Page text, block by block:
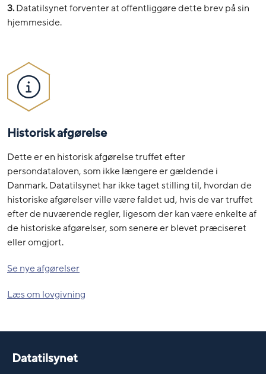
3.Datatilsynet forventer at offentliggøre dette brev på sin
hjemmeside.
Historisk afgørelse
Dette er en historisk afgørelse truffet efter
persondataloven, som ikke længere er gældende i
Danmark. Datatilsynet har ikke taget stilling til, hvordan de
historiske afgørelser ville være faldet ud, hvis de var truffet
efter de nuværende regler, ligesom der kan være enkelte af
de historiske afgørelser, som senere er blevet præciseret
eller omgjort.
Se nye afgørelser
Læs om lovgivning
Datatilsynet